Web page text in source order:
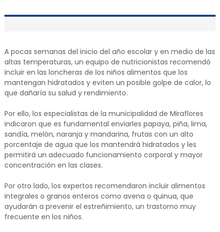
A pocas semanas del inicio del año escolar y en medio de las
altas temperaturas, un equipo de nutricionistas recomendó
incluir en las loncheras de los niños alimentos que los
mantengan hidratados y eviten un posible golpe de calor, lo
que dañaría su salud y rendimiento.
Por ello, los especialistas de la municipalidad de Miraflores
indicaron que es fundamental enviarles papaya, piña, lima,
sandía, melón, naranja y mandarina, frutas con un alto
porcentaje de agua que los mantendrá hidratados y les
permitirá un adecuado funcionamiento corporal y mayor
concentración en las clases.
Por otro lado, los expertos recomendaron incluir alimentos
integrales o granos enteros como avena o quinua, que
ayudarán a prevenir el estreñimiento, un trastorno muy
frecuente en los niños.